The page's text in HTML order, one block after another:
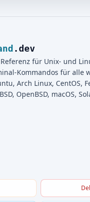
.dev
für Unix- und
Kommandos für alle
Arch Linux, CentOS,
OpenBSD, macOS,